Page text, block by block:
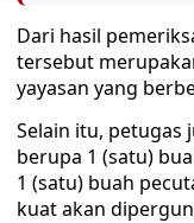
Dari hasil
tersebut
yayasan yang
Selain itu, petugas
berupa 1 (satu)
1 (satu) buah
kuat akan